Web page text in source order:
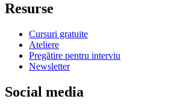
Resurse
Cursuri gratuite
Ateliere
Pregătire pentru interviu
Newsletter
Social media